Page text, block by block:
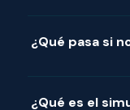
¿Qué pasa si
¿Qué es el